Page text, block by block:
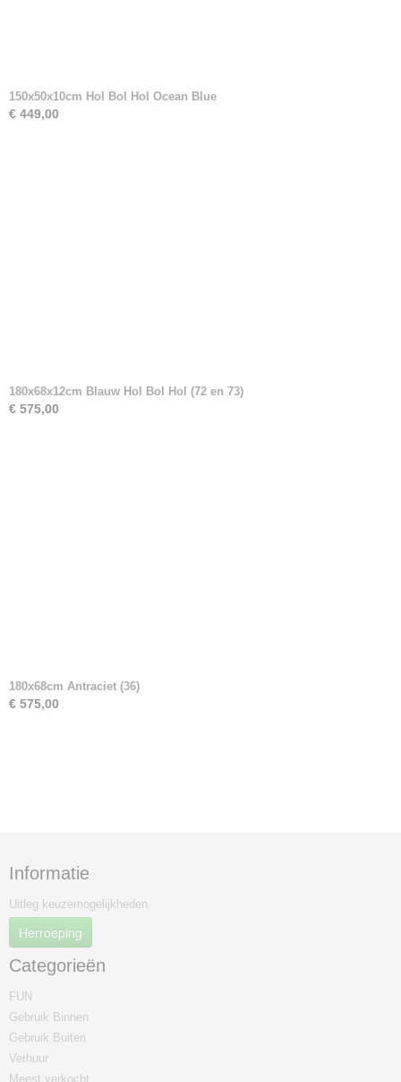
150x50x10cm Hol Bol Hol Ocean Blue
€ 449,00
180x68x12cm Blauw Hol Bol Hol (72 en 73)
€ 575,00
180x68cm Antraciet (36)
€ 575,00
Informatie
Uitleg keuzemogelijkheden
Herroeping
Categorieën
FUN
Gebruik Binnen
Gebruik Buiten
Verhuur
Meest verkocht